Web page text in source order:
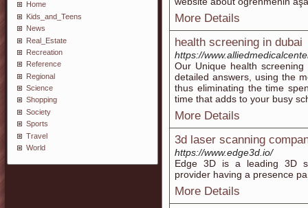
Home
Kids_and_Teens
News
Real_Estate
Recreation
Reference
Regional
Science
Shopping
Society
Sports
Travel
World
More Details
health screening in dubai
https://
Our Unique health
detailed answers, using the
thus eliminating the time
time that adds to your busy
More Details
3d laser scanning
https://www.edge3d.io/
Edge 3D is a leading 3D
provider having a presence
More Details